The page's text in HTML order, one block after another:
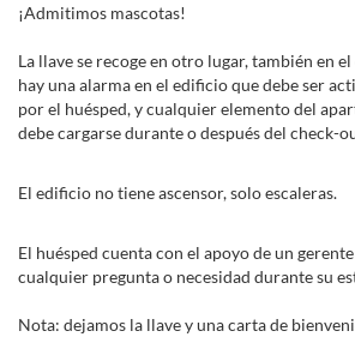
¡Admitimos mascotas!
La llave se recoge en otro lugar, también en
hay una alarma en el edificio que debe ser
por el huésped, y cualquier elemento del
debe cargarse durante o después del check-
El edificio no tiene ascensor, solo escaleras.
El huésped cuenta con el apoyo de un
cualquier pregunta o necesidad durante su
Nota: dejamos la llave y una carta de